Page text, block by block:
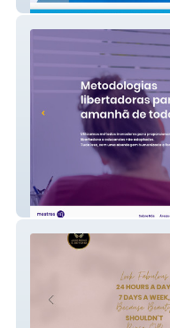
Mestres Pedagógicos